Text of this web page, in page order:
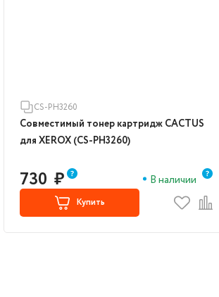
CS-PH3260
Совместимый тонер картридж CACTUS
для XEROX (CS-PH3260)
730 ₽ В наличии
Купить